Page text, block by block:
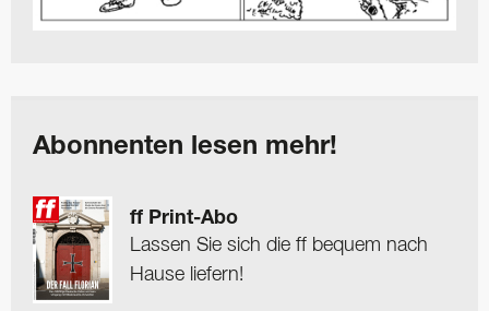
Abonnenten lesen mehr!
ff Print-Abo
Lassen Sie sich die ff bequem nach
Hause liefern!